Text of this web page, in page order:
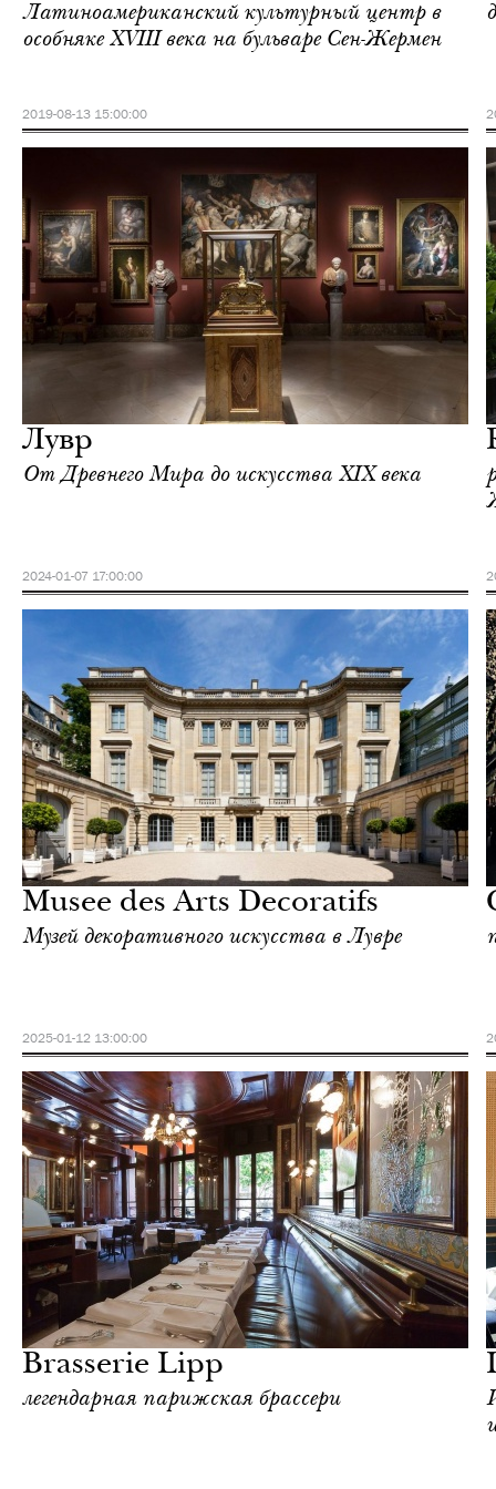
Латиноамериканский культурный центр в
особняке XVIII века на бульваре Сен-Жермен
2019-08-13 15:00:00
Лувр
От Древнего Мира до искусства XIX века
2024-01-07 17:00:00
Musee des Arts Decoratifs
Музей декоративного искусства в Лувре
2025-01-12 13:00:00
Brasserie Lipp
легендарная парижская брассери